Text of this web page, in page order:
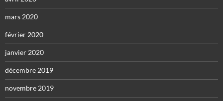
mars 2020
février 2020
janvier 2020
décembre 2019
novembre 2019